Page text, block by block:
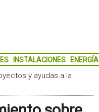
INSTALACIONES ENERGÍA
y ayudas a la